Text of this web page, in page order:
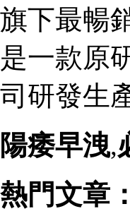
旗下最暢
是一款原
司研發生
陽痿早洩,
熱門文章：